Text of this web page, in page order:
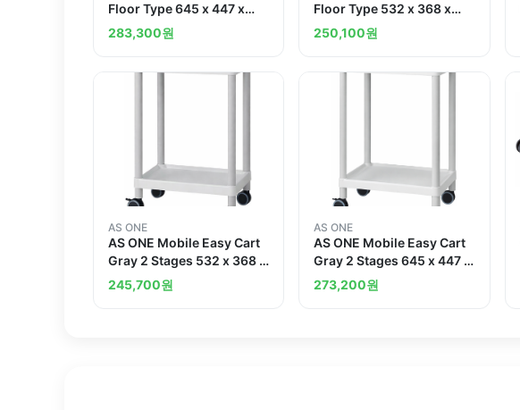
Floor Type 645 x 447 x
492 Gray MC20
283,300원
Floor Type 532 x 368 x
500 Pink MC10
250,100원
AS ONE
AS ONE Mobile Easy Cart
Gray 2 Stages 532 x 368 x
773 ME11A
245,700원
AS ONE
AS ONE Mobile Easy Cart
Gray 2 Stages 645 x 447 x
765 ME21A
273,200원